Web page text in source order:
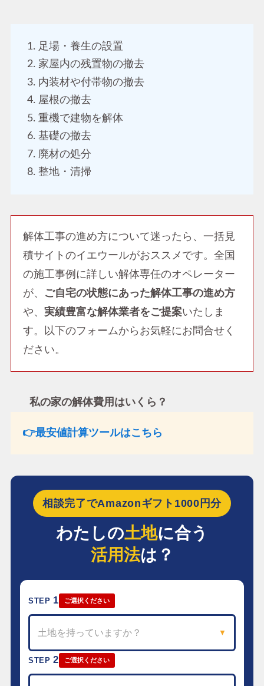
足場・養生の設置
家屋内の残置物の撤去
内装材や付帯物の撤去
屋根の撤去
重機で建物を解体
基礎の撤去
廃材の処分
整地・清掃
解体工事の進め方について迷ったら、一括見
積サイトのイエウールがおススメです。全国
の施工事例に詳しい解体専任のオペレーター
が、
ご自宅の状態にあった解体工事の進め方
や、 実績豊富な解体業者をご提案いたしま
す。以下のフォームからお気軽にお問合せく
ださい。
私の家の解体費用はいくら？
👉最安値計算ツールはこちら
相談完了でAmazonギフト1000円分
わたしの土地に合う
活用法は？
STEP 1 ご選択ください
土地を持っていますか？ ▼
STEP2 ご選択ください